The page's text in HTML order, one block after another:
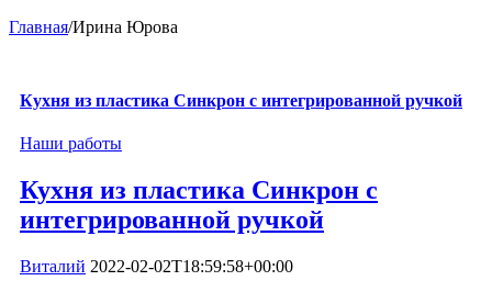
Главная/Ирина Юрова
Кухня из пластика Синкрон с интегрированной ручкой
Наши работы
Кухня из пластика Синкрон с
интегрированной ручкой
Виталий 2022-02-02T18:59:58+00:00